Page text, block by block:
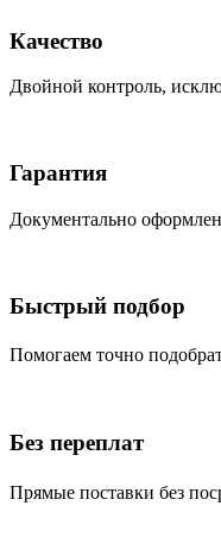
Качество
Двойной контроль,
Гарантия
Документально
Быстрый подбор
Помогаем точно
Без переплат
Прямые поставки без